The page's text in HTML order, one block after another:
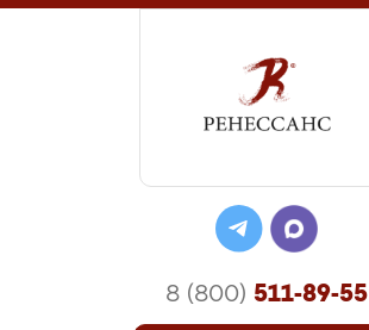
8 (800) 511-89-55